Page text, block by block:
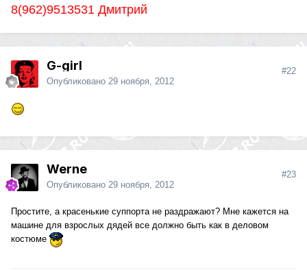
8(962)9513531 Дмитрий
G-girl
Опубликовано 29 ноября, 2012
#22
Werne
Опубликовано 29 ноября, 2012
#23
Простите, а красенькие суппорта не раздражают? Мне кажется на
машине для взрослых дядей все должно быть как в деловом
костюме